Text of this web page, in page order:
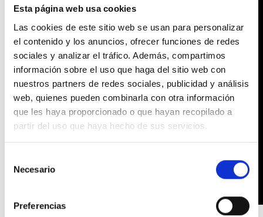
Esta página web usa cookies
Las cookies de este sitio web se usan para personalizar
el contenido y los anuncios, ofrecer funciones de redes
sociales y analizar el tráfico. Además, compartimos
información sobre el uso que haga del sitio web con
nuestros partners de redes sociales, publicidad y análisis
web, quienes pueden combinarla con otra información
que les haya proporcionado o que hayan recopilado a
partir del uso que haya hecho de sus servicios.
Necesario
Preferencias